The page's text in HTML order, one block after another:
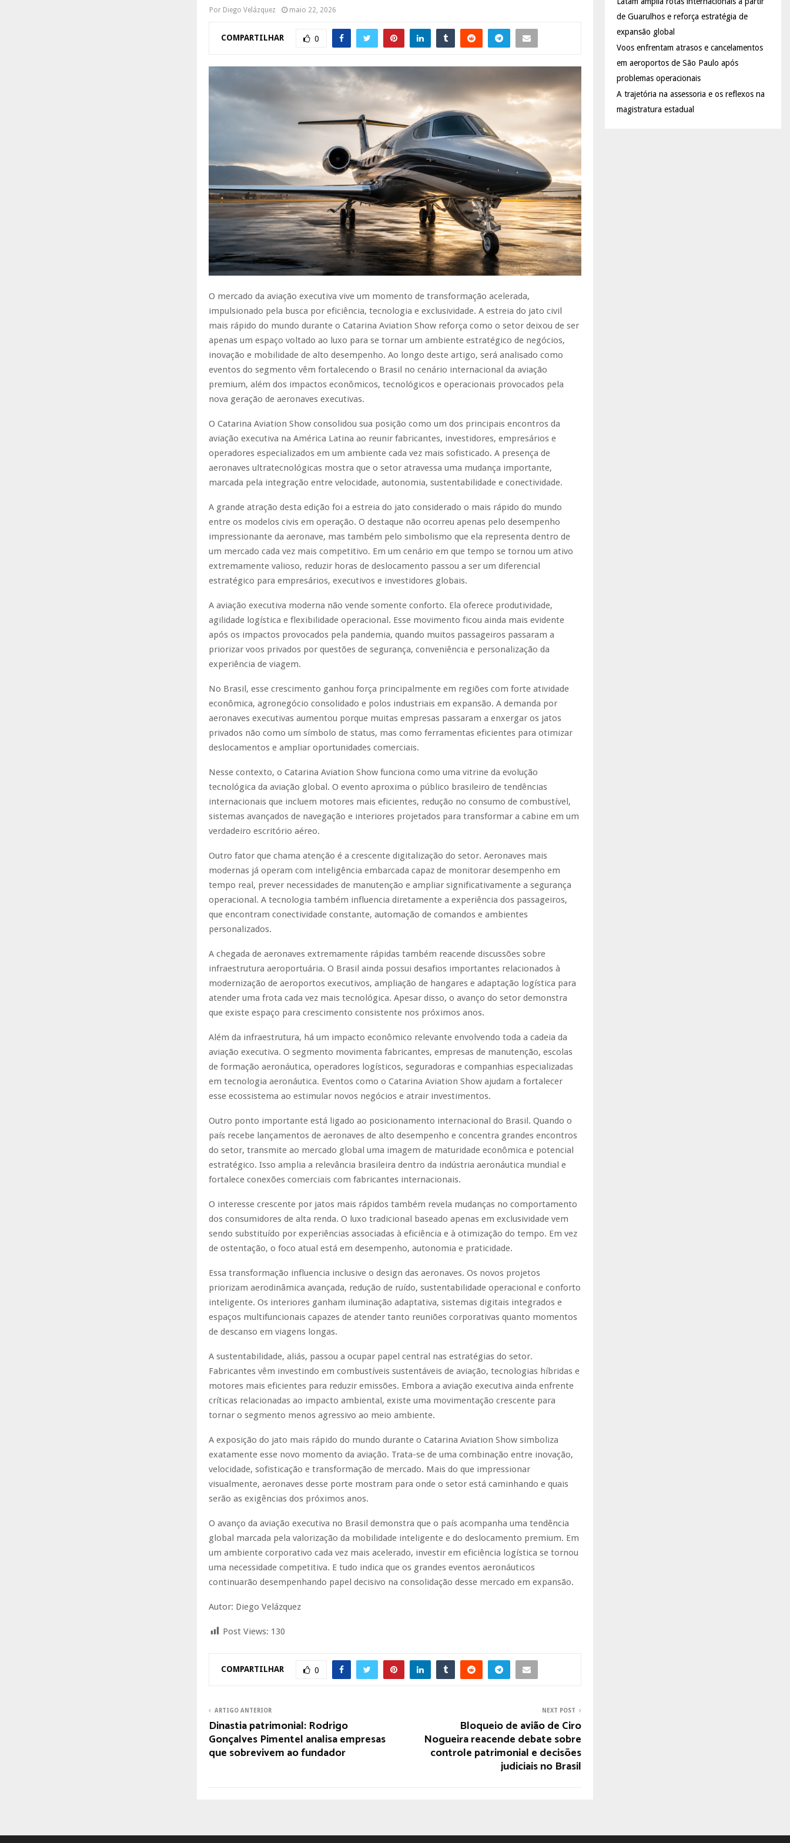
Por Diego Velázquez maio 22, 2026
COMPARTILHAR 0
O mercado da aviação executiva vive um momento de transformação acelerada,
impulsionado pela busca por eficiência, tecnologia e exclusividade. A estreia do jato civil
mais rápido do mundo durante o Catarina Aviation Show reforça como o setor deixou de ser
apenas um espaço voltado ao luxo para se tornar um ambiente estratégico de negócios,
inovação e mobilidade de alto desempenho. Ao longo deste artigo, será analisado como
eventos do segmento vêm fortalecendo o Brasil no cenário internacional da aviação
premium, além dos impactos econômicos, tecnológicos e operacionais provocados pela
nova geração de aeronaves executivas.
O Catarina Aviation Show consolidou sua posição como um dos principais encontros da
aviação executiva na América Latina ao reunir fabricantes, investidores, empresários e
operadores especializados em um ambiente cada vez mais sofisticado. A presença de
aeronaves ultratecnológicas mostra que o setor atravessa uma mudança importante,
marcada pela integração entre velocidade, autonomia, sustentabilidade e conectividade.
A grande atração desta edição foi a estreia do jato considerado o mais rápido do mundo
entre os modelos civis em operação. O destaque não ocorreu apenas pelo desempenho
impressionante da aeronave, mas também pelo simbolismo que ela representa dentro de
um mercado cada vez mais competitivo. Em um cenário em que tempo se tornou um ativo
extremamente valioso, reduzir horas de deslocamento passou a ser um diferencial
estratégico para empresários, executivos e investidores globais.
A aviação executiva moderna não vende somente conforto. Ela oferece produtividade,
agilidade logística e flexibilidade operacional. Esse movimento ficou ainda mais evidente
após os impactos provocados pela pandemia, quando muitos passageiros passaram a
priorizar voos privados por questões de segurança, conveniência e personalização da
experiência de viagem.
No Brasil, esse crescimento ganhou força principalmente em regiões com forte atividade
econômica, agronegócio consolidado e polos industriais em expansão. A demanda por
aeronaves executivas aumentou porque muitas empresas passaram a enxergar os jatos
privados não como um símbolo de status, mas como ferramentas eficientes para otimizar
deslocamentos e ampliar oportunidades comerciais.
Nesse contexto, o Catarina Aviation Show funciona como uma vitrine da evolução
tecnológica da aviação global. O evento aproxima o público brasileiro de tendências
internacionais que incluem motores mais eficientes, redução no consumo de combustível,
sistemas avançados de navegação e interiores projetados para transformar a cabine em um
verdadeiro escritório aéreo.
Outro fator que chama atenção é a crescente digitalização do setor. Aeronaves mais
modernas já operam com inteligência embarcada capaz de monitorar desempenho em
tempo real, prever necessidades de manutenção e ampliar significativamente a segurança
operacional. A tecnologia também influencia diretamente a experiência dos passageiros,
que encontram conectividade constante, automação de comandos e ambientes
personalizados.
A chegada de aeronaves extremamente rápidas também reacende discussões sobre
infraestrutura aeroportuária. O Brasil ainda possui desafios importantes relacionados à
modernização de aeroportos executivos, ampliação de hangares e adaptação logística para
atender uma frota cada vez mais tecnológica. Apesar disso, o avanço do setor demonstra
que existe espaço para crescimento consistente nos próximos anos.
Além da infraestrutura, há um impacto econômico relevante envolvendo toda a cadeia da
aviação executiva. O segmento movimenta fabricantes, empresas de manutenção, escolas
de formação aeronáutica, operadores logísticos, seguradoras e companhias especializadas
em tecnologia aeronáutica. Eventos como o Catarina Aviation Show ajudam a fortalecer
esse ecossistema ao estimular novos negócios e atrair investimentos.
Outro ponto importante está ligado ao posicionamento internacional do Brasil. Quando o
país recebe lançamentos de aeronaves de alto desempenho e concentra grandes encontros
do setor, transmite ao mercado global uma imagem de maturidade econômica e potencial
estratégico. Isso amplia a relevância brasileira dentro da indústria aeronáutica mundial e
fortalece conexões comerciais com fabricantes internacionais.
O interesse crescente por jatos mais rápidos também revela mudanças no comportamento
dos consumidores de alta renda. O luxo tradicional baseado apenas em exclusividade vem
sendo substituído por experiências associadas à eficiência e à otimização do tempo. Em vez
de ostentação, o foco atual está em desempenho, autonomia e praticidade.
Essa transformação influencia inclusive o design das aeronaves. Os novos projetos
priorizam aerodinâmica avançada, redução de ruído, sustentabilidade operacional e conforto
inteligente. Os interiores ganham iluminação adaptativa, sistemas digitais integrados e
espaços multifuncionais capazes de atender tanto reuniões corporativas quanto momentos
de descanso em viagens longas.
A sustentabilidade, aliás, passou a ocupar papel central nas estratégias do setor.
Fabricantes vêm investindo em combustíveis sustentáveis de aviação, tecnologias híbridas e
motores mais eficientes para reduzir emissões. Embora a aviação executiva ainda enfrente
críticas relacionadas ao impacto ambiental, existe uma movimentação crescente para
tornar o segmento menos agressivo ao meio ambiente.
A exposição do jato mais rápido do mundo durante o Catarina Aviation Show simboliza
exatamente esse novo momento da aviação. Trata-se de uma combinação entre inovação,
velocidade, sofisticação e transformação de mercado. Mais do que impressionar
visualmente, aeronaves desse porte mostram para onde o setor está caminhando e quais
serão as exigências dos próximos anos.
O avanço da aviação executiva no Brasil demonstra que o país acompanha uma tendência
global marcada pela valorização da mobilidade inteligente e do deslocamento premium. Em
um ambiente corporativo cada vez mais acelerado, investir em eficiência logística se tornou
uma necessidade competitiva. E tudo indica que os grandes eventos aeronáuticos
continuarão desempenhando papel decisivo na consolidação desse mercado em expansão.
Autor: Diego Velázquez
Post Views: 130
COMPARTILHAR 0
ARTIGO ANTERIOR
Dinastia patrimonial: Rodrigo
Gonçalves Pimentel analisa empresas
que sobrevivem ao fundador
NEXT POST
Bloqueio de avião de Ciro
Nogueira reacende debate sobre
controle patrimonial e decisões
judiciais no Brasil
de Guarulhos e reforça estratégia de
expansão global
Voos enfrentam atrasos e cancelamentos
em aeroportos de São Paulo após
problemas operacionais
A trajetória na assessoria e os reflexos na
magistratura estadual